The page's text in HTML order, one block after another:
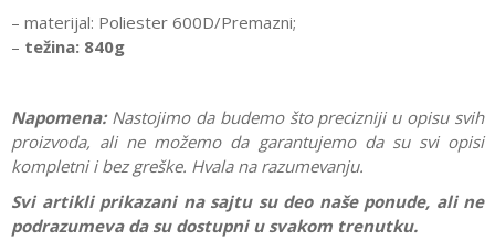
– materijal: Poliester 600D/Premazni;
– težina: 840g
Napomena: Nastojimo da budemo što precizniji u opisu svih
proizvoda, ali ne možemo da garantujemo da su svi opisi
kompletni i bez greške. Hvala na razumevanju.
Svi artikli prikazani na sajtu su deo naše ponude, ali ne
podrazumeva da su dostupni u svakom trenutku.